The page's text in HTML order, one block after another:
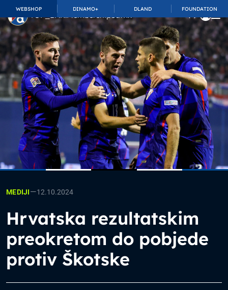
WEBSHOP DINAMO+ DLAND FOUNDATION
TOP_BAR.MembershipSuffix
MEDIJI—12.10.2024
Hrvatska rezultatskim
preokretom do pobjede
protiv Škotske